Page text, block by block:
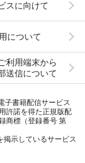
スに向けて
について
利用端末から
送信について
子書籍配信サービス
許諾を得た正規版配
商標（登録番号 第
掲示しているサービス